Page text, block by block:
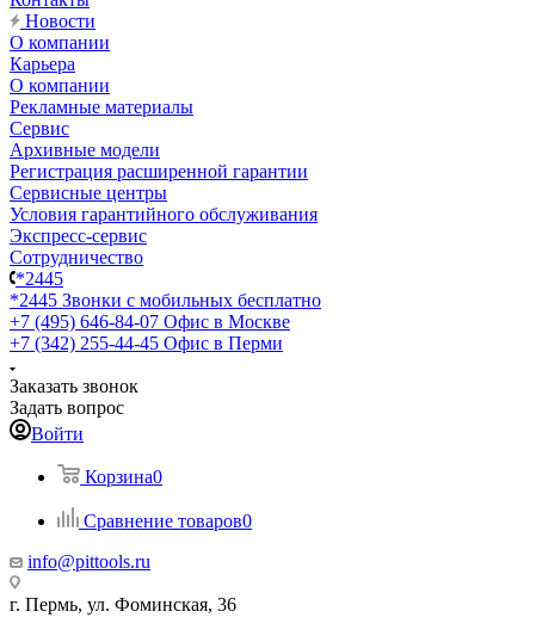
Новости
О компании
Карьера
О компании
Рекламные материалы
Сервис
Архивные модели
Регистрация расширенной гарантии
Сервисные центры
Условия гарантийного обслуживания
Экспресс-сервис
Сотрудничество
*2445
*2445 Звонки с мобильных бесплатно
+7 (495) 646-84-07 Офис в Москве
+7 (342) 255-44-45 Офис в Перми
Заказать звонок
Задать вопрос
Войти
Корзина0
Сравнение товаров0
info@pittools.ru
г. Пермь, ул. Фоминская, 36